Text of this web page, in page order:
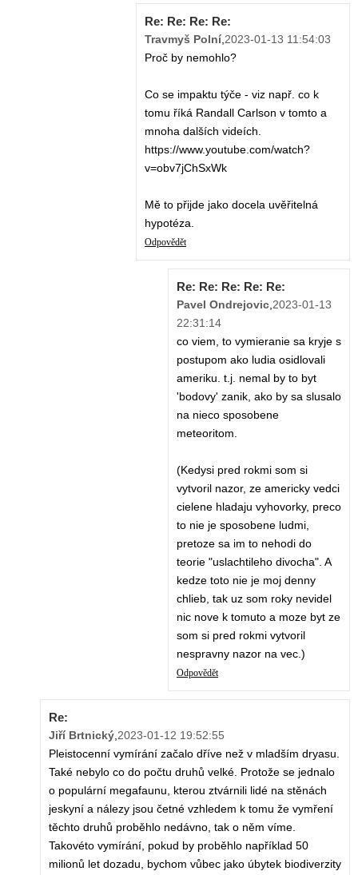
Re: Re: Re: Re:
Travmyš Polní,2023-01-13 11:54:03
Proč by nemohlo?
Co se impaktu týče - viz např. co k
tomu říká Randall Carlson v tomto a
mnoha dalších videích.
https://www.youtube.com/watch?
v=obv7jChSxWk
Mě to přijde jako docela uvěřitelná
hypotéza.
Odpovědět
Re: Re: Re: Re: Re:
Pavel Ondrejovic,2023-01-13
22:31:14
co viem, to vymieranie sa kryje s
postupom ako ludia osidlovali
ameriku. t.j. nemal by to byt
'bodovy' zanik, ako by sa slusalo
na nieco sposobene
meteoritom.
(Kedysi pred rokmi som si
vytvoril nazor, ze americky vedci
cielene hladaju vyhovorky, preco
to nie je sposobene ludmi,
pretoze sa im to nehodi do
teorie "uslachtileho divocha". A
kedze toto nie je moj denny
chlieb, tak uz som roky nevidel
nic nove k tomuto a moze byt ze
som si pred rokmi vytvoril
nespravny nazor na vec.)
Odpovědět
Re:
Jiří Brtnický,2023-01-12 19:52:55
Pleistocenní vymírání začalo dříve než v mladším dryasu.
Také nebylo co do počtu druhů velké. Protože se jednalo
o populární megafaunu, kterou ztvárnili lidé na stěnách
jeskyní a nálezy jsou četné vzhledem k tomu že vymření
těchto druhů proběhlo nedávno, tak o něm víme.
Takovéto vymírání, pokud by proběhlo například 50
milionů let dozadu, bychom vůbec jako úbytek biodiverzity